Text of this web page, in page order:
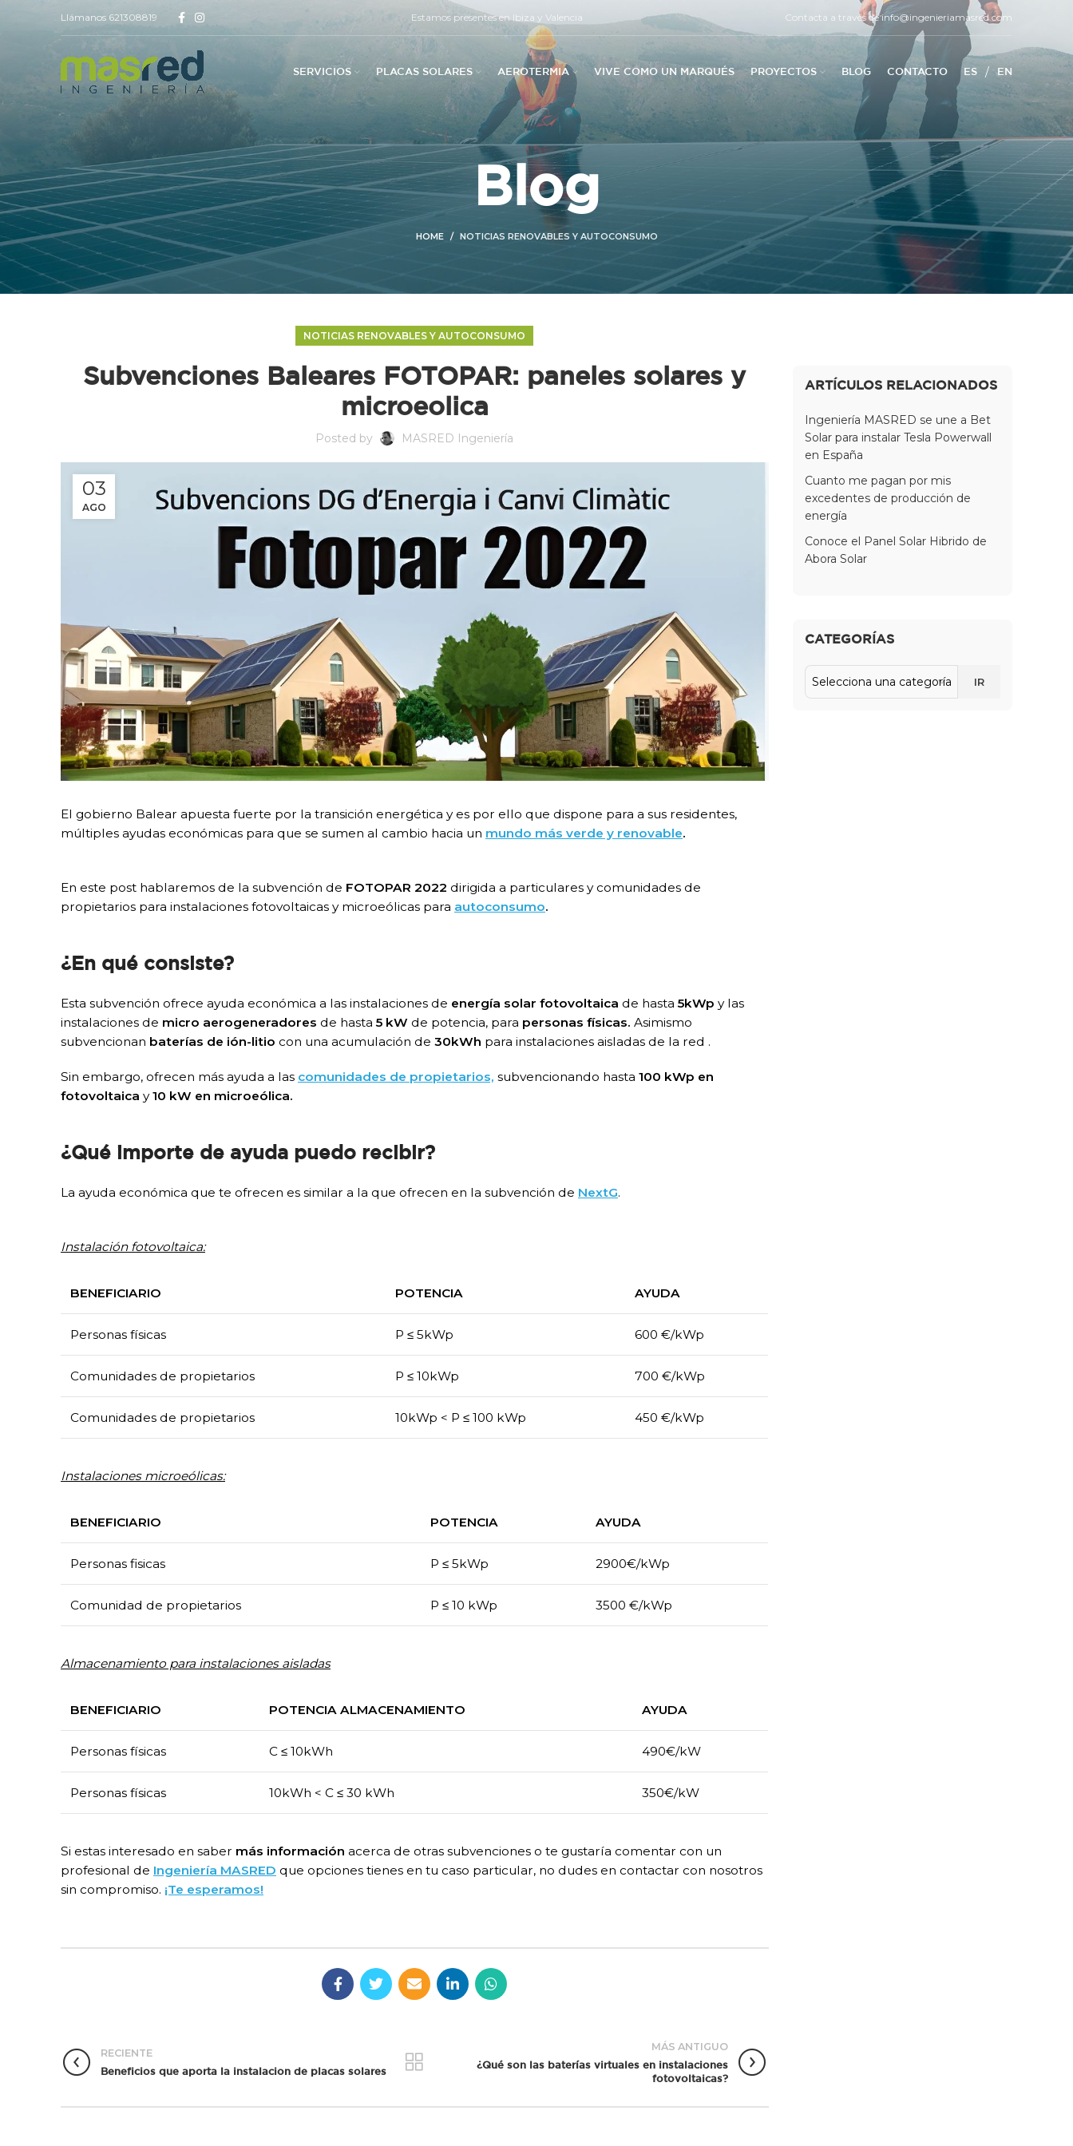
Llámanos 621308819 Estamos presentes en Ibiza y Valencia Contacta a través deinfo@ingenieriamasred.com
SERVICIOS PLACAS SOLARES AEROTERMIA VIVE COMO UN MARQUÉS PROYECTOS BLOG CONTACTO ES / EN
Blog
HOME NOTICIAS RENOVABLES Y AUTOCONSUMO
NOTICIAS RENOVABLES Y AUTOCONSUMO
Subvenciones Baleares FOTOPAR: paneles solares y
microeolica
Posted by MASRED Ingeniería
03
AGO
El gobierno Balear apuesta fuerte por la transición energética y es por ello que dispone para a sus residentes,
múltiples ayudas económicas para que se sumen al cambio hacia un mundo más verde y renovable.
En este post hablaremos de la subvención de FOTOPAR 2022 dirigida a particulares y comunidades de
propietarios para instalaciones fotovoltaicas y microeólicas para autoconsumo.
¿En qué consiste?
Esta subvención ofrece ayuda económica a las instalaciones de energía solar fotovoltaica de hasta5kWp y las
instalaciones de micro aerogeneradores de hasta5 kW de potencia, para personas físicas. Asimismo
subvencionan baterías de ión-litio con una acumulación de 30kWh para instalaciones aisladas de la red .
Sin embargo, ofrecen más ayuda a las comunidades de propietarios, subvencionando hasta 100 kWp en
fotovoltaica y10 kW en microeólica.
¿Qué importe de ayuda puedo recibir?
La ayuda económica que te ofrecen es similar a la que ofrecen en la subvención de NextG.
Instalación fotovoltaica:
BENEFICIARIO POTENCIA AYUDA
Personas físicas ​P ≤ 5kWp 600 €/kWp
Comunidades de propietarios ​P ≤ 10kWp 700 €/kWp
Comunidades de propietarios ​10kWp < P ≤ 100 kWp ​450 €/kWp
Instalaciones microeólicas:
BENEFICIARIO POTENCIA AYUDA
Personas fisicas ​P ≤ 5kWp 2900€/kWp
Comunidad de propietarios ​P ≤ 10 kWp 3500 €/kWp
Almacenamiento para instalaciones aisladas
BENEFICIARIO POTENCIA ALMACENAMIENTO AYUDA
Personas físicas ​C ≤ 10kWh 490€/kW
​Personas físicas ​10kWh < C ≤ 30 kWh 350€/kW
Si estas interesado en saber más información acerca de otras subvenciones o te gustaría comentar con un
profesional de Ingeniería MASRED que opciones tienes en tu caso particular, no dudes en contactar con nosotros
sin compromiso. ¡Te esperamos!
RECIENTE
Beneficios que aporta la instalacion de placas solares
MÁS ANTIGUO
¿Qué son las baterías virtuales en instalaciones
fotovoltaicas?
ARTÍCULOS RELACIONADOS
Ingeniería MASRED se une a Bet
Solar para instalar Tesla Powerwall
en España
Cuanto me pagan por mis
excedentes de producción de
energía
Conoce el Panel Solar Hibrido de
Abora Solar
CATEGORÍAS